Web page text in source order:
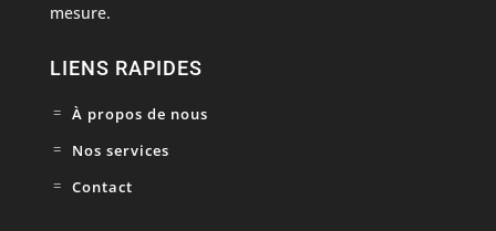
mesure.
LIENS RAPIDES
À propos de nous
Nos services
Contact